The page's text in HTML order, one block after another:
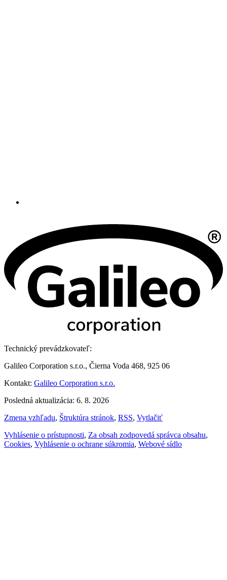
Technický prevádzkovateľ:
Galileo Corporation s.r.o., Čierna Voda 468, 925 06
Kontakt: Galileo Corporation s.r.o.
Posledná aktualizácia: 6. 8. 2026
Zmena vzhľadu, Štruktúra stránok, RSS, Vytlačiť
Vyhlásenie o prístupnosti, Za obsah zodpovedá správca obsahu,
Cookies, Vyhlásenie o ochrane súkromia, Webové sídlo